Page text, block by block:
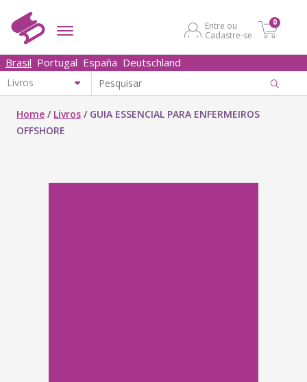
Entre ou
Cadastre-se
0
Brasil Portugal España Deutschland
Home / Livros / GUIA ESSENCIAL PARA ENFERMEIROS
OFFSHORE